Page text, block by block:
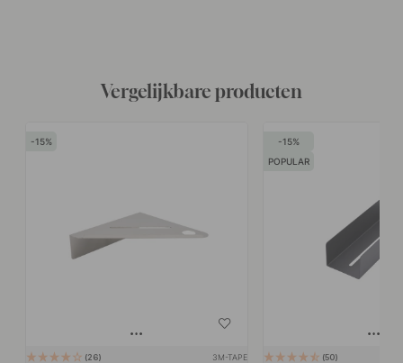
Vergelijkbare producten
15
26 3M-TAPE
15
POPULAR
50